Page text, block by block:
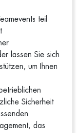
teil
lassen Sie sich
um Ihnen
Sicherheit
das